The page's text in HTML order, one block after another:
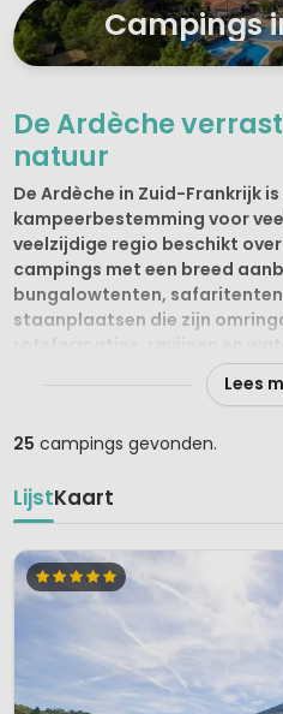
Campings
De Ardèche
natuur
De Ardèche in Zuid-Frankrijk
kampeerbestemming voor
veelzijdige regio beschikt
campings met een breed
bungalowtenten,
staanplaatsen die zijn
decor voor een bijzondere
Laat je imponeren
l'Ardèche
sierlijk door de betoverende
Gorges de l'Ardèche is een
door een imposant kalkstenen
ravijnen en metershoge
blikvanger van de Gorges de
in de vorm van een boog die
zorgt over de weidse omgeving.
Lees
25 campings gevonden.
LijstKaart